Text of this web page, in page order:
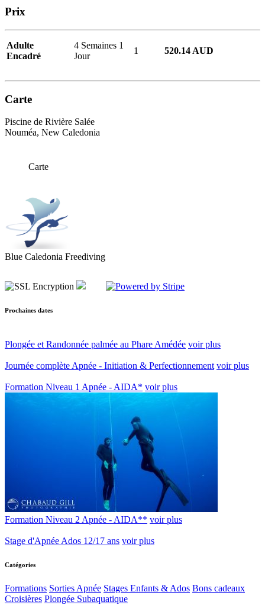
Prix
Adulte
Encadré
4 Semaines 1
Jour
1 520.14 AUD
Carte
Piscine de Rivière Salée
Nouméa, New Caledonia
Carte
Blue Caledonia Freediving
Prochaines dates
Plongée et Randonnée palmée au Phare Amédée voir plus
Journée complète Apnée - Initiation & Perfectionnement voir plus
Formation Niveau 1 Apnée - AIDA* voir plus
Formation Niveau 2 Apnée - AIDA** voir plus
Stage d'Apnée Ados 12/17 ans voir plus
Catégories
Formations Sorties Apnée Stages Enfants & Ados Bons cadeaux
Croisières Plongée Subaquatique